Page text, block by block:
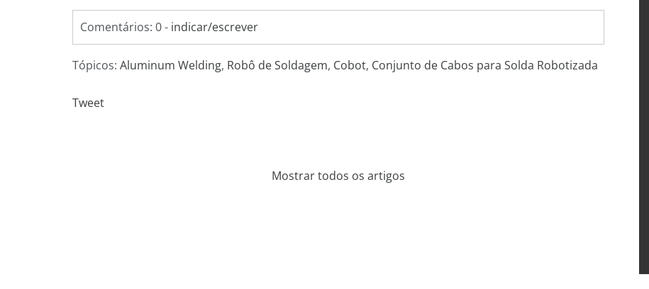
Comentários: 0 - indicar/escrever
Tópicos: Aluminum Welding, Robô de Soldagem, Cobot, Conjunto de Cabos para Solda Robotizada
Tweet
Mostrar todos os artigos